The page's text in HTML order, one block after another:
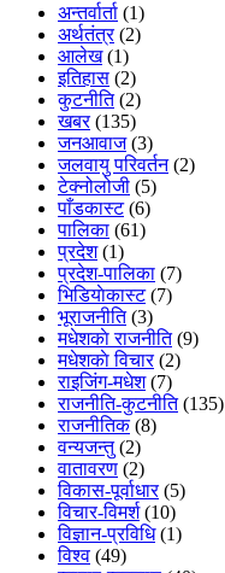
अन्तर्वार्ता (1)
अर्थतंत्र(2)
आलेख(1)
इतिहास (2)
कुटनीति(2)
खबर(135)
जनआवाज(3)
जलवायु परिवर्तन(2)
टेक्नोलोजी (5)
पाँडकास्ट(6)
पालिका (61)
प्रदेश(1)
प्रदेश-पालिका (7)
भिडियाेकास्ट(7)
भूराजनीति(3)
मधेशकाे राजनीति(9)
मधेशकाे विचार(2)
राइजिंग-मधेश(7)
राजनीति-कुटनीति(135)
राजनीतिक(8)
वन्यजन्तु(2)
वातावरण (2)
विकास-पूर्वाधार(5)
विचार-विमर्श(10)
विज्ञान-प्रविधि(1)
विश्व (49)